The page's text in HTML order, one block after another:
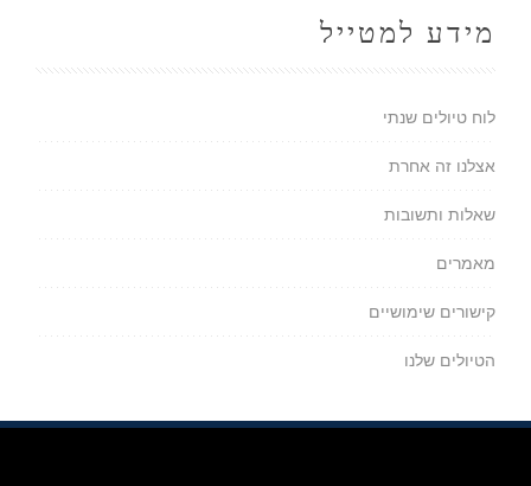
מידע למטייל
לוח טיולים שנתי
אצלנו זה אחרת
שאלות ותשובות
מאמרים
קישורים שימושיים
הטיולים שלנו